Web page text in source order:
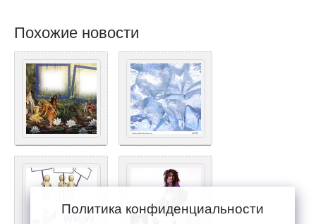
Похожие новости
Политика конфиденциальности